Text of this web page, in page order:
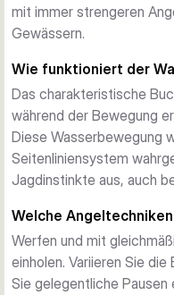
mit immer strengeren
Gewässern.
Wie funktioniert der
Das charakteristische
während der Bewegung
Diese Wasserbewegung
Seitenliniensystem
Jagdinstinkte aus, auch
Welche
Werfen und mit
einholen. Variieren Sie
Sie gelegentliche Pausen